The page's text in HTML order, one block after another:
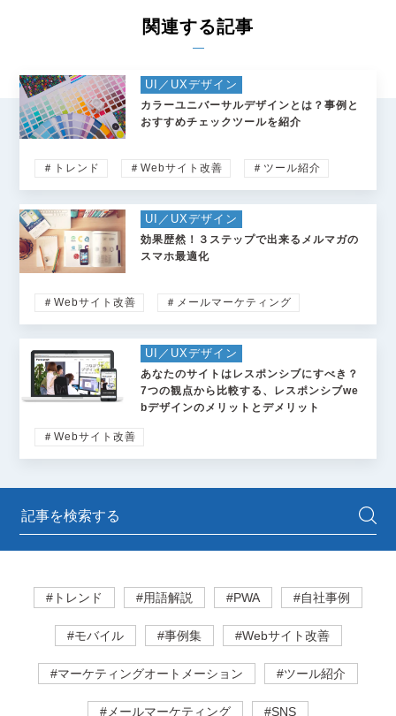
関連する記事
UI／UXデザイン
カラーユニバーサルデザインとは？事例と
おすすめチェックツールを紹介
＃トレンド ＃Webサイト改善 ＃ツール紹介
UI／UXデザイン
効果歴然！３ステップで出来るメルマガの
スマホ最適化
＃Webサイト改善 ＃メールマーケティング
UI／UXデザイン
あなたのサイトはレスポンシブにすべき？
7つの観点から比較する、レスポンシブwe
bデザインのメリットとデメリット
＃Webサイト改善
#トレンド #用語解説 #PWA #自社事例
#モバイル #事例集 #Webサイト改善
#マーケティングオートメーション #ツール紹介
#メールマーケティング #SNS